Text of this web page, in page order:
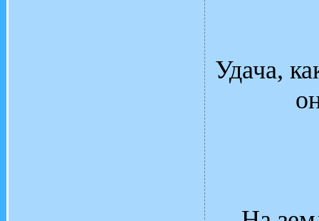
Удача,